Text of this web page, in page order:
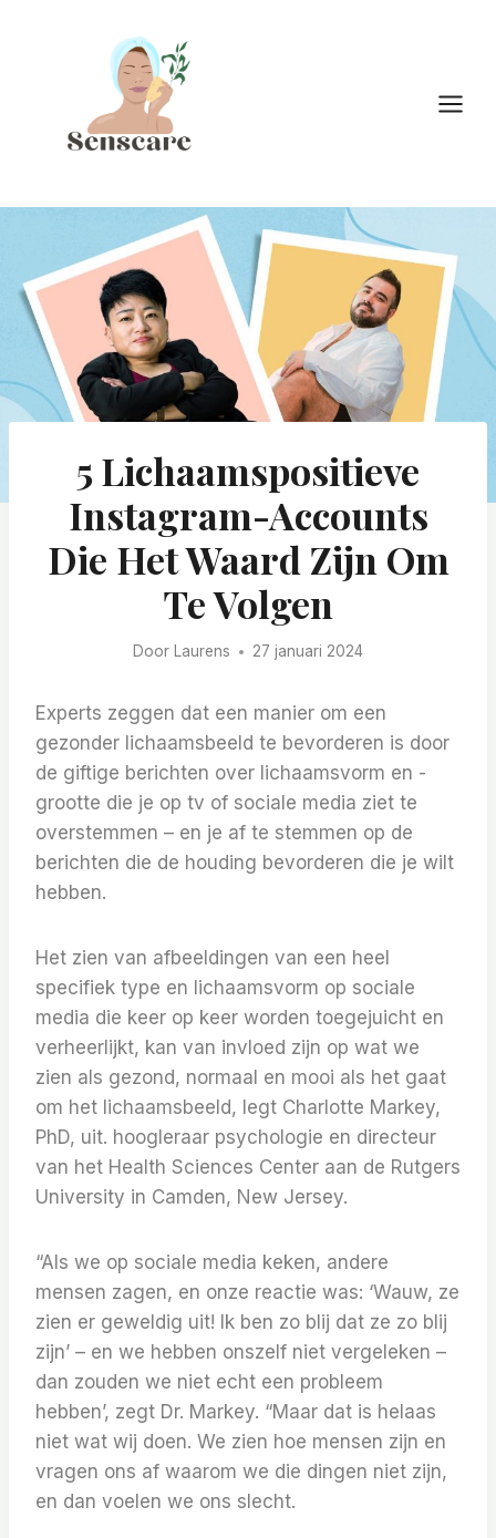
5 Lichaamspositieve
Instagram-Accounts
Die Het Waard Zijn Om
Te Volgen
Door Laurens 27 januari 2024
Experts zeggen dat een manier om een ​​
gezonder lichaamsbeeld te bevorderen is door
de giftige berichten over lichaamsvorm en -
grootte die je op tv of sociale media ziet te
overstemmen – en je af te stemmen op de
berichten die de houding bevorderen die je wilt
hebben.
Het zien van afbeeldingen van een heel
specifiek type en lichaamsvorm op sociale
media die keer op keer worden toegejuicht en
verheerlijkt, kan van invloed zijn op wat we
zien als gezond, normaal en mooi als het gaat
om het lichaamsbeeld, legt Charlotte Markey,
PhD, uit. hoogleraar psychologie en directeur
van het Health Sciences Center aan de Rutgers
University in Camden, New Jersey.
“Als we op sociale media keken, andere
mensen zagen, en onze reactie was: ‘Wauw, ze
zien er geweldig uit! Ik ben zo blij dat ze zo blij
zijn’ – en we hebben onszelf niet vergeleken –
dan zouden we niet echt een probleem
hebben’, zegt Dr. Markey. “Maar dat is helaas
niet wat wij doen. We zien hoe mensen zijn en
vragen ons af waarom we die dingen niet zijn,
en dan voelen we ons slecht.